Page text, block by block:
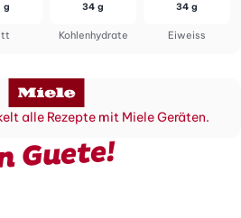
g
Kohlenhydrate
34 g
Eiweiss
34 g
alle Rezepte mit Miele Geräten.
Guete!